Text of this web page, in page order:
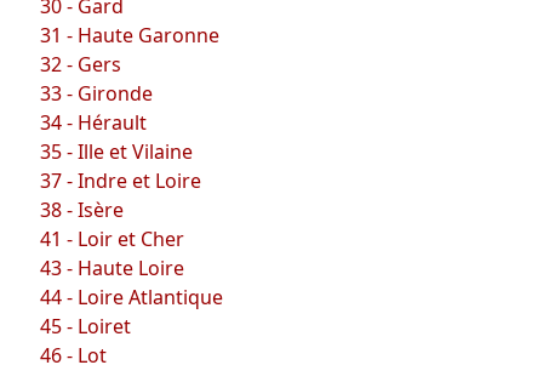
30 - Gard
31 - Haute Garonne
32 - Gers
33 - Gironde
34 - Hérault
35 - Ille et Vilaine
37 - Indre et Loire
38 - Isère
41 - Loir et Cher
43 - Haute Loire
44 - Loire Atlantique
45 - Loiret
46 - Lot